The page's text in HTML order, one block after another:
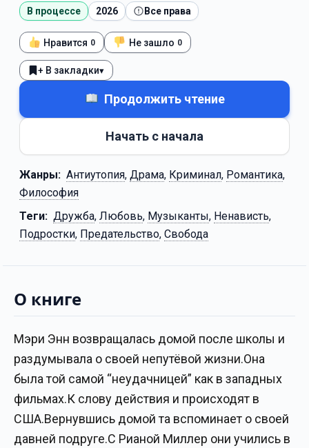
В процессе 2026 Все права
Нравится 0 Не зашло 0
+ В закладки▾
Продолжить чтение
Начать с начала
Жанры: Антиутопия, Драма, Криминал, Романтика,
Философия
Теги: Дружба, Любовь, Музыканты, Ненависть,
Подростки, Предательство, Свобода
О книге
Мэри Энн возвращалась домой после школы и
раздумывала о своей непутёвой жизни.Она
была той самой “неудачницей” как в западных
фильмах.К слову действия и происходят в
США.Вернувшись домой та вспоминает о своей
давней подруге.С Рианой Миллер они учились в